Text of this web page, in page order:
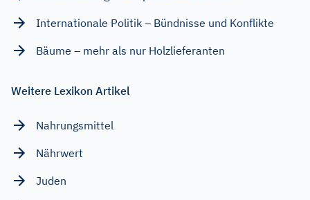
Internationale Politik – Bündnisse und Konflikte
Bäume – mehr als nur Holzlieferanten
Weitere Lexikon Artikel
Nahrungsmittel
Nährwert
Juden